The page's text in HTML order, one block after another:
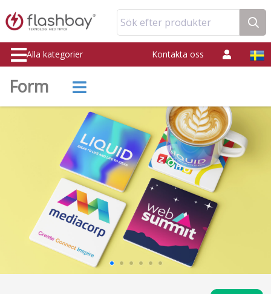
Sök efter produkter
Alla kategorier Kontakta oss
Form